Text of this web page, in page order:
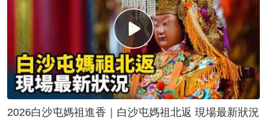
2026白沙屯媽祖進香｜白沙屯媽祖北返 現場最新狀況